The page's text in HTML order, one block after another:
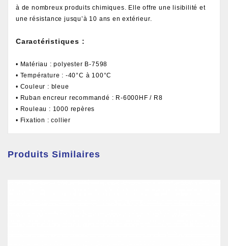
à de nombreux produits chimiques. Elle offre une lisibilité et
une résistance jusqu’à 10 ans en extérieur.
Caractéristiques :
• Matériau : polyester B-7598
• Température : -40°C à 100°C
• Couleur : bleue
• Ruban encreur recommandé : R-6000HF / R8
• Rouleau : 1000 repères
• Fixation : collier
Produits Similaires